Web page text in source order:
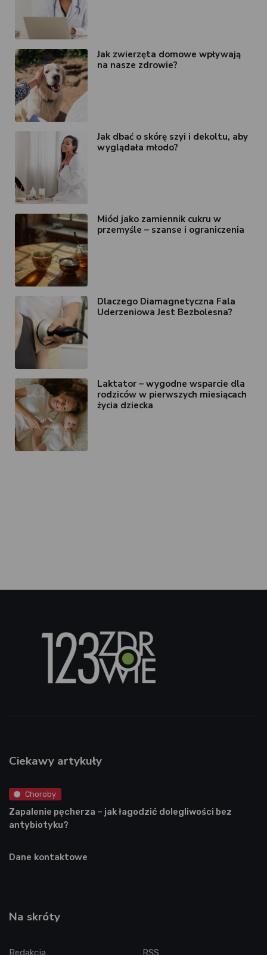
Jak zwierzęta domowe wpływają
na nasze zdrowie?
Jak dbać o skórę szyi i dekoltu, aby
wyglądała młodo?
Miód jako zamiennik cukru w
przemyśle – szanse i ograniczenia
Dlaczego Diamagnetyczna Fala
Uderzeniowa Jest Bezbolesna?
Laktator – wygodne wsparcie dla
rodziców w pierwszych miesiącach
życia dziecka
Ciekawy artykuły
Choroby
Zapalenie pęcherza – jak łagodzić dolegliwości bez
antybiotyku?
Dane kontaktowe
Na skróty
Redakcja RSS